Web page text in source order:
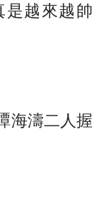
是越來越帥
濤二人握